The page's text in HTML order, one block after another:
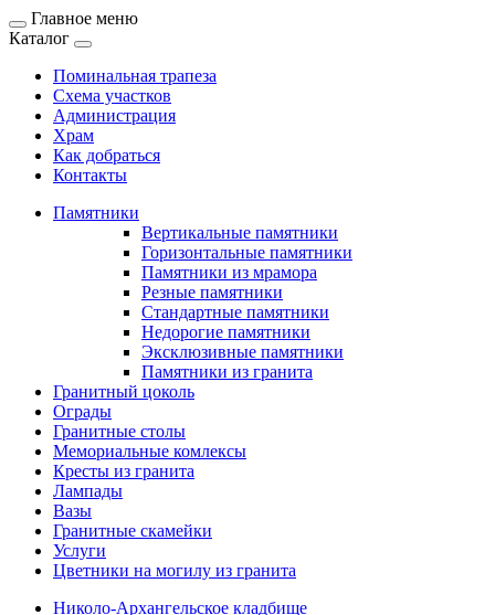
Главное меню
Каталог
Поминальная трапеза
Схема участков
Администрация
Храм
Как добраться
Контакты
Памятники
Вертикальные памятники
Горизонтальные памятники
Памятники из мрамора
Резные памятники
Стандартные памятники
Недорогие памятники
Эксклюзивные памятники
Памятники из гранита
Гранитный цоколь
Ограды
Гранитные столы
Мемориальные комлексы
Кресты из гранита
Лампады
Вазы
Гранитные скамейки
Услуги
Цветники на могилу из гранита
Николо-Архангельское кладбище